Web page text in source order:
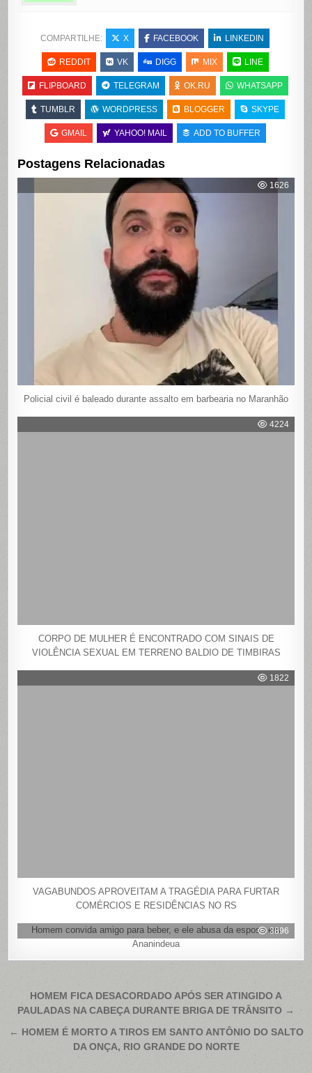
COMPARTILHE: X FACEBOOK LINKEDIN
REDDIT VK DIGG MIX LINE
FLIPBOARD TELEGRAM OK.RU WHATSAPP
TUMBLR WORDPRESS BLOGGER SKYPE
GMAIL YAHOO! MAIL ADD TO BUFFER
Postagens Relacionadas
1626
Policial civil é baleado durante assalto em barbearia no Maranhão
4224
CORPO DE MULHER É ENCONTRADO COM SINAIS DE
VIOLÊNCIA SEXUAL EM TERRENO BALDIO DE TIMBIRAS
1822
VAGABUNDOS APROVEITAM A TRAGÉDIA PARA FURTAR
COMÉRCIOS E RESIDÊNCIAS NO RS
3896
Homem convida amigo para beber, e ele abusa da esposa em
Ananindeua
Navegação
de
Post
HOMEM FICA DESACORDADO APÓS SER ATINGIDO A
PAULADAS NA CABEÇA DURANTE BRIGA DE TRÂNSITO →
← HOMEM É MORTO A TIROS EM SANTO ANTÔNIO DO SALTO
DA ONÇA, RIO GRANDE DO NORTE